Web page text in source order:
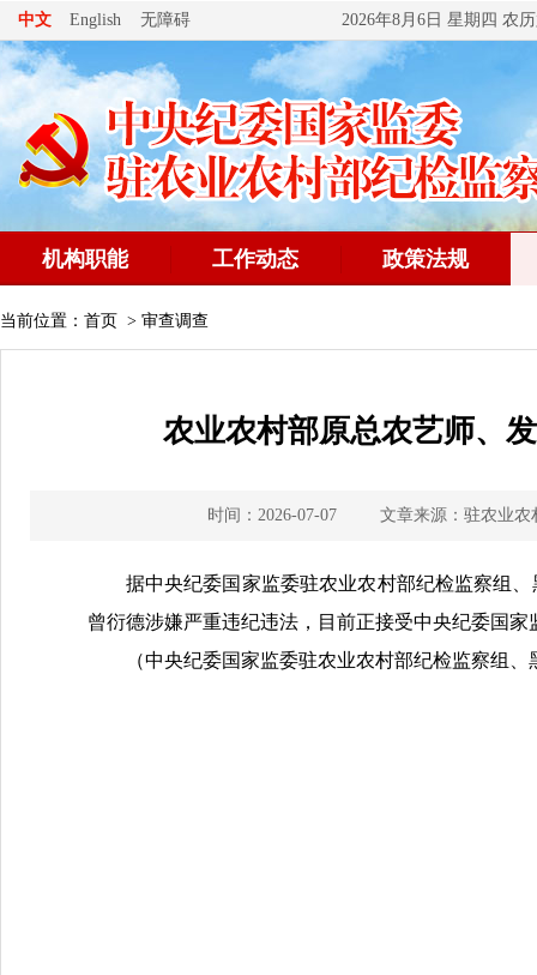
中文 English 无障碍 2026年8月6日 星期四 农
机构职能 工作动态 政策法规
当前位置： 首页 > 审查调查
农业农村部原总农艺师、
时间：2026-07-07 文章来源：驻农业农
据中央纪委国家监委驻农业农村部纪检监察组、
曾衍德涉嫌严重违纪违法，目前正接受中央纪委国
（中央纪委国家监委驻农业农村部纪检监察组、